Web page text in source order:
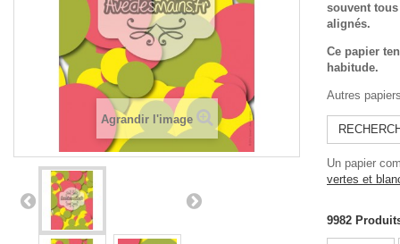
Agrandir l'image
souvent
alignés.
Ce papier
habitude.
Autres
Un papier
vertes et
9982